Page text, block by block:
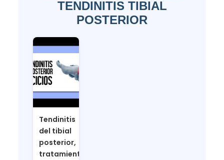
TENDINITIS TIBIAL
POSTERIOR
Tendinitis
del tibial
posterior,
tratamiento